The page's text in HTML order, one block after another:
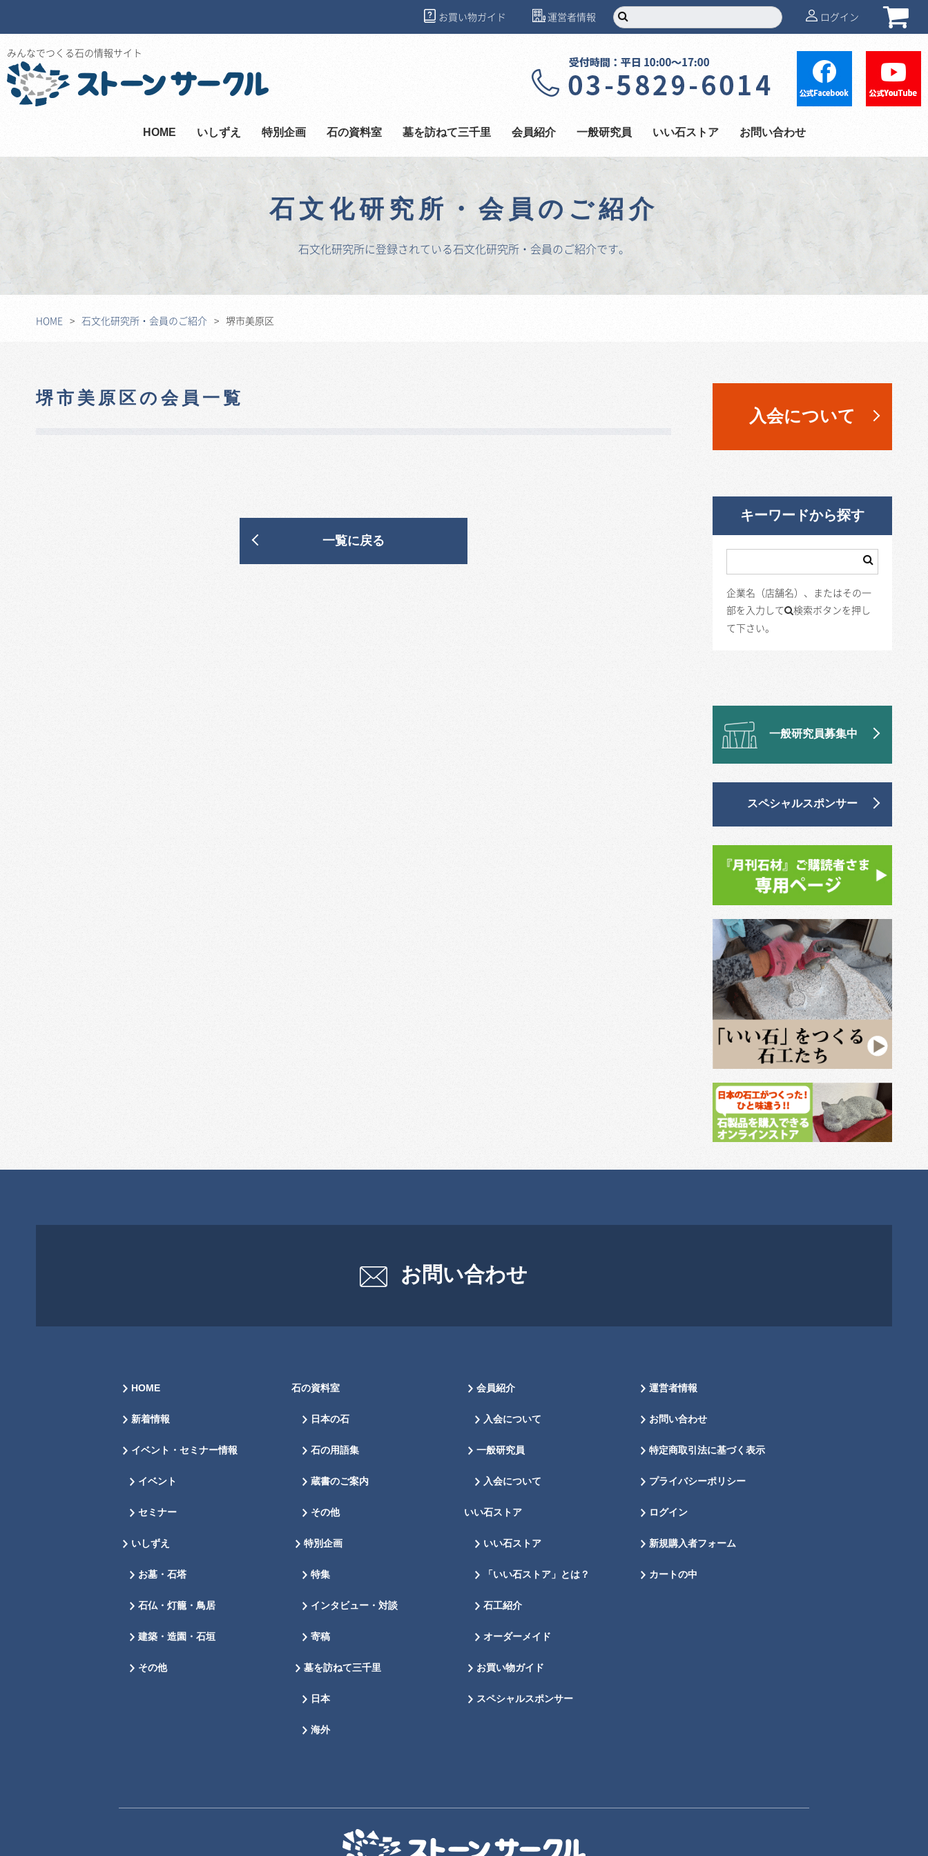
お買い物ガイド 運営者情報 ログイン
みんなでつくる石の情報サイト
HOME いしずえ 特別企画 石の資料室 墓を訪ねて三千里 会員紹介 一般研究員 いい石ストア お問い合わせ
石文化研究所・会員のご紹介
石文化研究所に登録されている石文化研究所・会員のご紹介です。
HOME 石文化研究所・会員のご紹介 堺市美原区
堺市美原区の会員一覧
一覧に戻る
入会について
キーワードから探す
企業名（店舗名）、またはその一
部を入力して
検索ボタンを押し
て下さい。
一般研究員募集中
スペシャルスポンサー
お問い合わせ
HOME
新着情報
イベント・セミナー情報
イベント
セミナー
いしずえ
お墓・石塔
石仏・灯籠・鳥居
建築・造園・石垣
その他
石の資料室
日本の石
石の用語集
蔵書のご案内
その他
特別企画
特集
インタビュー・対談
寄稿
墓を訪ねて三千里
日本
海外
会員紹介
入会について
一般研究員
入会について
いい石ストア
いい石ストア
「いい石ストア」とは？
石工紹介
オーダーメイド
お買い物ガイド
スペシャルスポンサー
運営者情報
お問い合わせ
特定商取引法に基づく表示
プライバシーポリシー
ログイン
新規購入者フォーム
カートの中